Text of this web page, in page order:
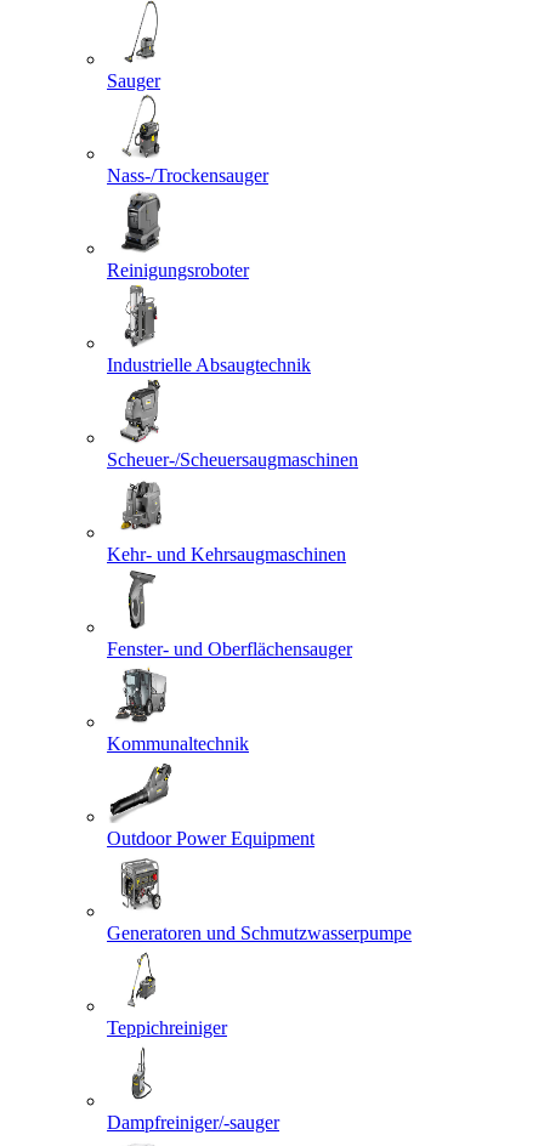
Sauger
Nass-/Trockensauger
Reinigungsroboter
Industrielle Absaugtechnik
Scheuer-/Scheuersaugmaschinen
Kehr- und Kehrsaugmaschinen
Fenster- und Oberflächensauger
Kommunaltechnik
Outdoor Power Equipment
Generatoren und Schmutzwasserpumpe
Teppichreiniger
Dampfreiniger/-sauger